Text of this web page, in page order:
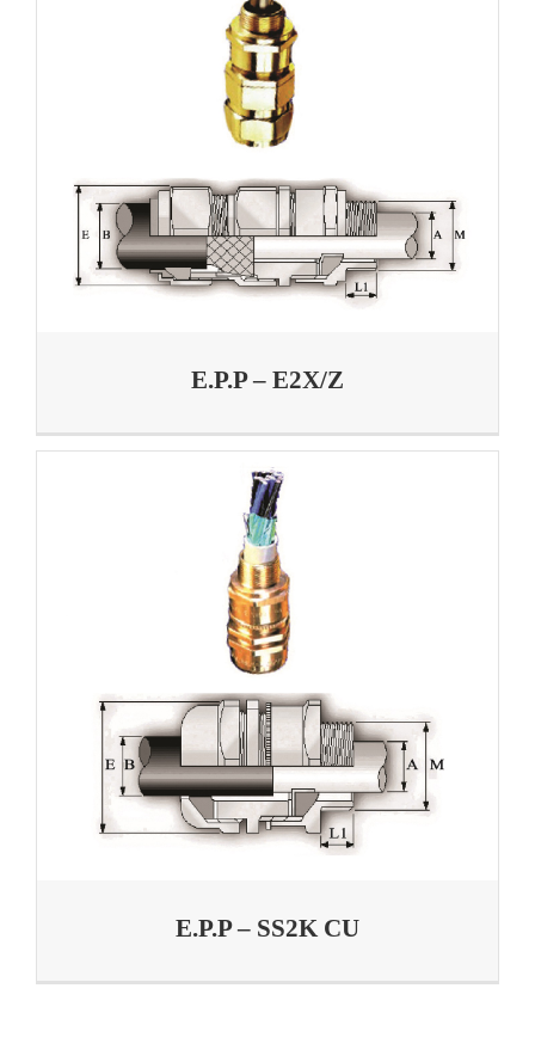
E.P.P – E2X/Z
E.P.P – SS2K CU